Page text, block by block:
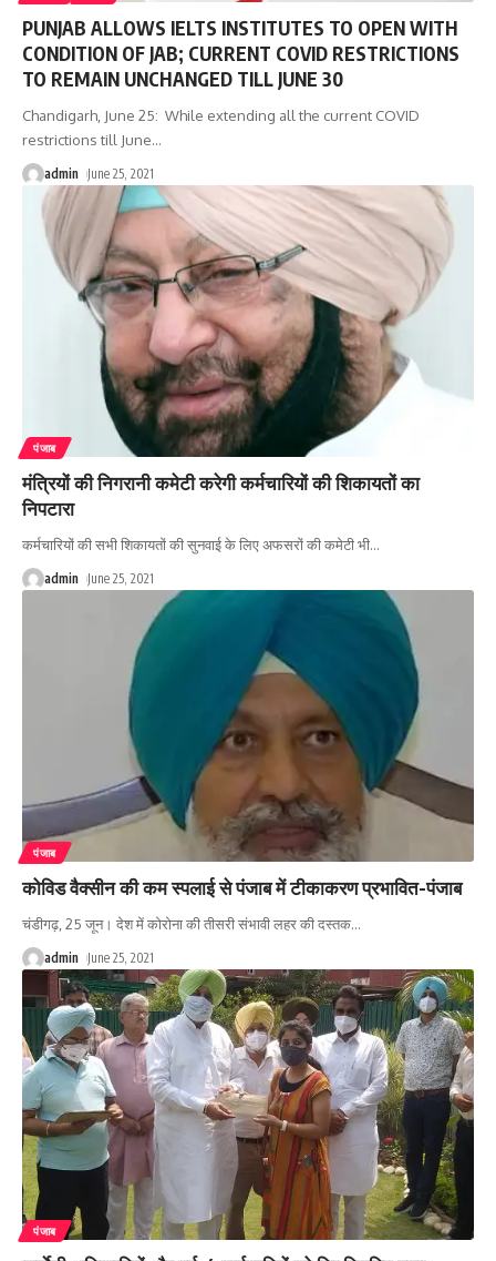
PUNJAB ALLOWS IELTS INSTITUTES TO OPEN WITH
CONDITION OF JAB; CURRENT COVID RESTRICTIONS
TO REMAIN UNCHANGED TILL JUNE 30
Chandigarh, June 25: While extending all the current COVID
restrictions till June…
admin June 25, 2021
पंजाब
मंत्रियों की निगरानी कमेटी करेगी कर्मचारियों की शिकायतों का
निपटारा
कर्मचारियों की सभी शिकायतों की सुनवाई के लिए अफसरों की कमेटी भी…
admin June 25, 2021
पंजाब
कोविड वैक्सीन की कम स्पलाई से पंजाब में टीकाकरण प्रभावित-पंजाब
चंडीगढ़, 25 जून। देश में कोरोना की तीसरी संभावी लहर की दस्तक…
admin June 25, 2021
पंजाब